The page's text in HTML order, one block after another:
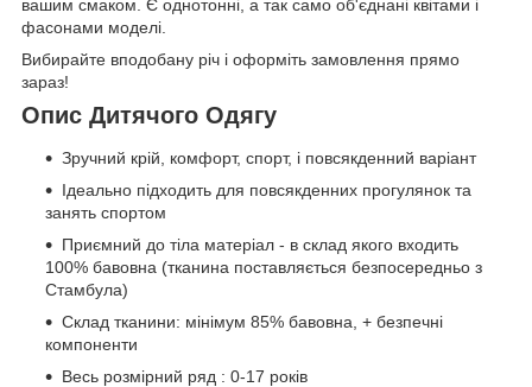
вашим смаком. Є однотонні, а так само об'єднані квітами і
фасонами моделі.
Вибирайте вподобану річ і оформіть замовлення прямо
зараз!
Опис Дитячого Одягу
Зручний крій, комфорт, спорт, і повсякденний варіант
Ідеально підходить для повсякденних прогулянок та
занять спортом
Приємний до тіла матеріал - в склад якого входить
100% бавовна (тканина поставляється безпосередньо з
Стамбула)
Склад тканини: мінімум 85% бавовна, + безпечні
компоненти
Весь розмірний ряд : 0-17 років